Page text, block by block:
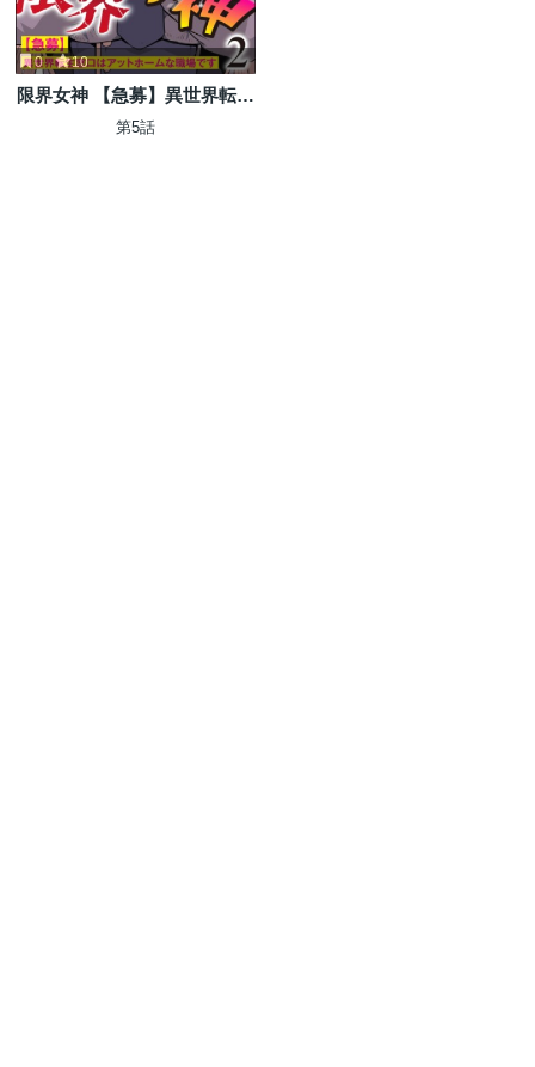
0 10
限界女神 【急募】異世界転生
窓口はアットホームな職場で
第5話